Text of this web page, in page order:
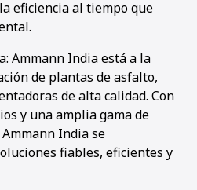
eficiencia al tiempo que
Ammann India está a la
de plantas de asfalto,
de alta calidad. Con
y una amplia gama de
India se
fiables, eficientes y